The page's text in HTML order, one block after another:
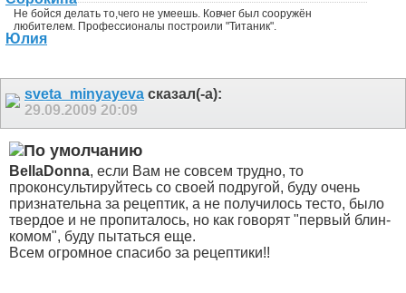
Не бойся делать то,чего не умеешь. Ковчег был сооружён
любителем. Профессионалы построили "Титаник".
sveta_minyayeva сказал(-а):
29.09.2009 20:09
BellaDonna, если Вам не совсем трудно, то
проконсультируйтесь со своей подругой, буду очень
признательна за рецептик, а не получилось тесто, было
твердое и не пропиталось, но как говорят "первый блин-
комом", буду пытаться еще.
Всем огромное спасибо за рецептики!!